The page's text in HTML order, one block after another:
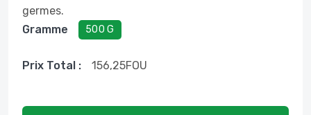
germes.
Gramme
500 G
Prix ​​total : 156,25FOU